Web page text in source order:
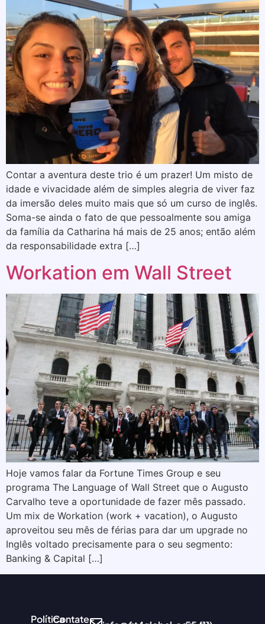
Contar a aventura deste trio é um prazer! Um misto de
idade e vivacidade além de simples alegria de viver faz
da imersão deles muito mais que só um curso de inglês.
Soma-se ainda o fato de que pessoalmente sou amiga
da família da Catharina há mais de 25 anos; então além
da responsabilidade extra […]
Workation em Wall Street
Hoje vamos falar da Fortune Times Group e seu
programa The Language of Wall Street que o Augusto
Carvalho teve a oportunidade de fazer mês passado.
Um mix de Workation (work + vacation), o Augusto
aproveitou seu mês de férias para dar um upgrade no
Inglês voltado precisamente para o seu segmento:
Banking & Capital […]
PolíticaContate-